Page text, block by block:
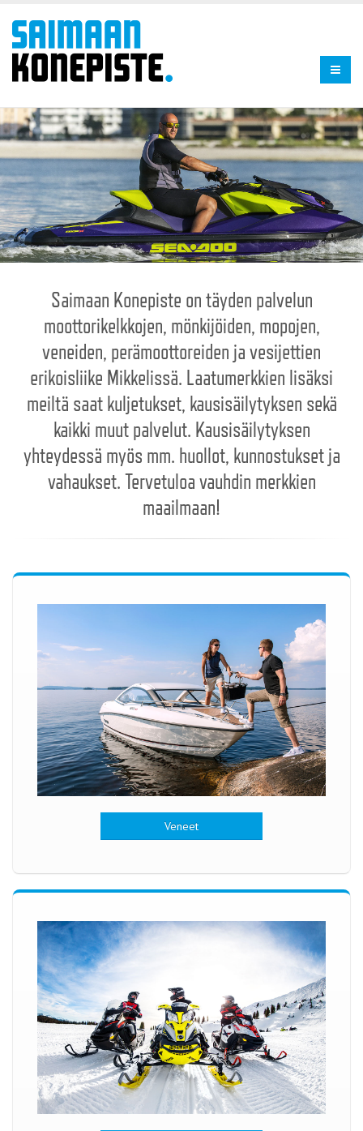
Saimaan Konepiste on täyden palvelun
moottorikelkkojen, mönkijöiden, mopojen,
veneiden, perämoottoreiden ja vesijettien
erikoisliike Mikkelissä. Laatumerkkien lisäksi
meiltä saat kuljetukset, kausisäilytyksen sekä
kaikki muut palvelut. Kausisäilytyksen
yhteydessä myös mm. huollot, kunnostukset ja
vahaukset. Tervetuloa vauhdin merkkien
maailmaan!
Veneet